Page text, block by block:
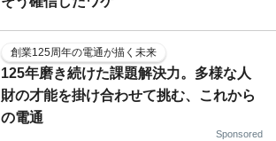
創業125周年の電通が描く未来
125年磨き続けた課題解決力。多様な人
財の才能を掛け合わせて挑む、これから
の電通
Sponsored